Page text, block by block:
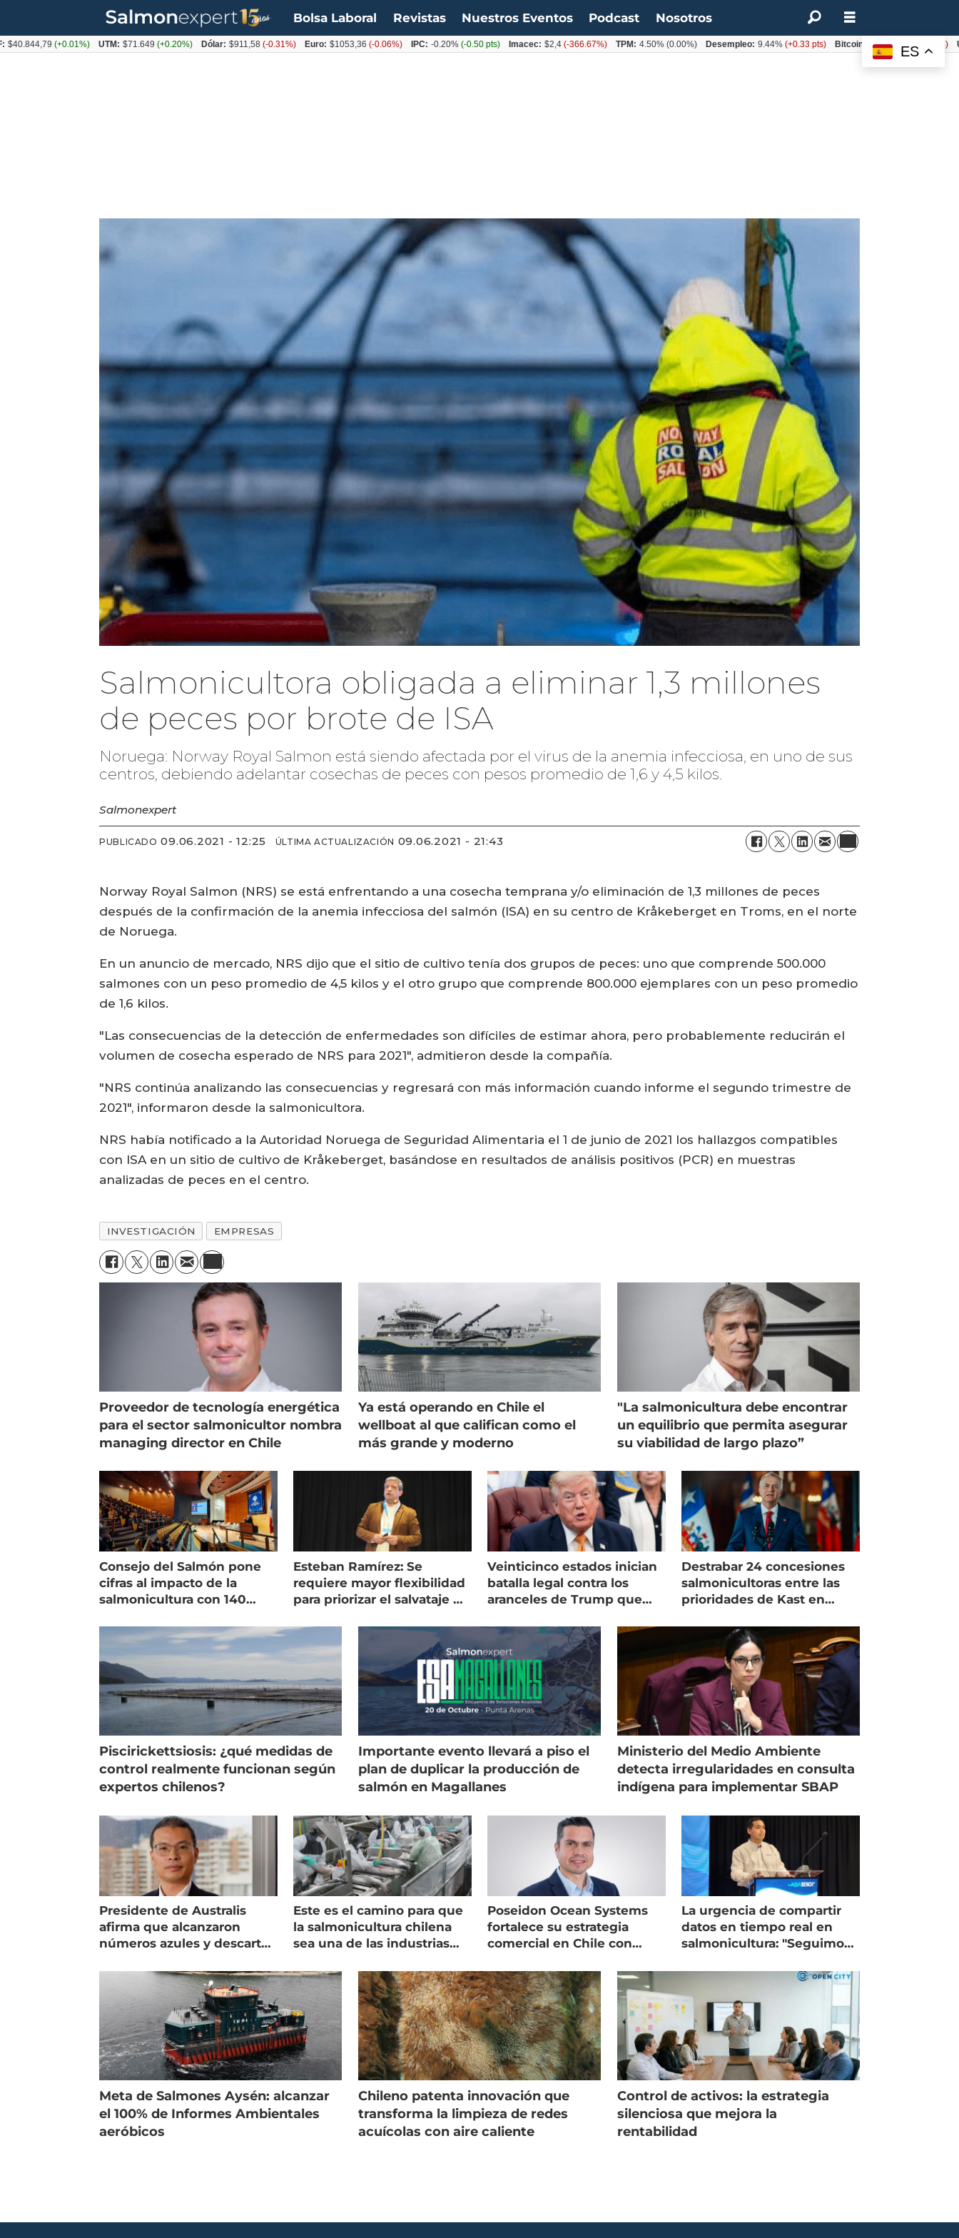
Bolsa Laboral Revistas Nuestros Eventos Podcast Nosotros
Salmonicultora obligada a eliminar 1,3 millones
de peces por brote de ISA
Noruega: Norway Royal Salmon está siendo afectada por el virus de la anemia infecciosa, en uno de sus
centros, debiendo adelantar cosechas de peces con pesos promedio de 1,6 y 4,5 kilos.
Salmonexpert
PUBLICADO 09.06.2021 - 12:25 ÚLTIMA ACTUALIZACIÓN 09.06.2021 - 21:43
Norway Royal Salmon (NRS) se está enfrentando a una cosecha temprana y/o eliminación de 1,3 millones de peces
después de la confirmación de la anemia infecciosa del salmón (ISA) en su centro de Kråkeberget en Troms, en el norte
de Noruega.
En un anuncio de mercado, NRS dijo que el sitio de cultivo tenía dos grupos de peces: uno que comprende 500.000
salmones con un peso promedio de 4,5 kilos y el otro grupo que comprende 800.000 ejemplares con un peso promedio
de 1,6 kilos.
"Las consecuencias de la detección de enfermedades son difíciles de estimar ahora, pero probablemente reducirán el
volumen de cosecha esperado de NRS para 2021", admitieron desde la compañía.
"NRS continúa analizando las consecuencias y regresará con más información cuando informe el segundo trimestre de
2021", informaron desde la salmonicultora.
NRS había notificado a la Autoridad Noruega de Seguridad Alimentaria el 1 de junio de 2021 los hallazgos compatibles
con ISA en un sitio de cultivo de Kråkeberget, basándose en resultados de análisis positivos (PCR) en muestras
analizadas de peces en el centro.
INVESTIGACIÓN EMPRESAS
Proveedor de tecnología energética
para el sector salmonicultor nombra
managing director en Chile
Ya está operando en Chile el
wellboat al que califican como el
más grande y moderno
"La salmonicultura debe encontrar
un equilibrio que permita asegurar
su viabilidad de largo plazo”
Consejo del Salmón pone
cifras al impacto de la
salmonicultura con 140
Esteban Ramírez: Se
requiere mayor flexibilidad
para priorizar el salvataje de
Veinticinco estados inician
batalla legal contra los
aranceles de Trump que
Destrabar 24 concesiones
salmonicultoras entre las
prioridades de Kast en
Piscirickettsiosis: ¿qué medidas de
control realmente funcionan según
expertos chilenos?
Importante evento llevará a piso el
plan de duplicar la producción de
salmón en Magallanes
Ministerio del Medio Ambiente
detecta irregularidades en consulta
indígena para implementar SBAP
Presidente de Australis
afirma que alcanzaron
números azules y descarta
Este es el camino para que
la salmonicultura chilena
sea una de las industrias
Poseidon Ocean Systems
fortalece su estrategia
comercial en Chile con
La urgencia de compartir
datos en tiempo real en
salmonicultura: "Seguimos
Meta de Salmones Aysén: alcanzar
el 100% de Informes Ambientales
aeróbicos
Chileno patenta innovación que
transforma la limpieza de redes
acuícolas con aire caliente
Control de activos: la estrategia
silenciosa que mejora la
rentabilidad
ES
(+0.01%) UTM: $71.649(+0.20%) Dólar: $911,58(-0.31%) Euro: $1053,36(-0.06%) IPC: -0.20%(-0.50 pts) Imacec: $2,4(-366.67%) TPM: 4.50% (0.00%) Desempleo: 9.44% (+0.33 pts) Bitcoin: $62.760,11(-1.74%) UF: